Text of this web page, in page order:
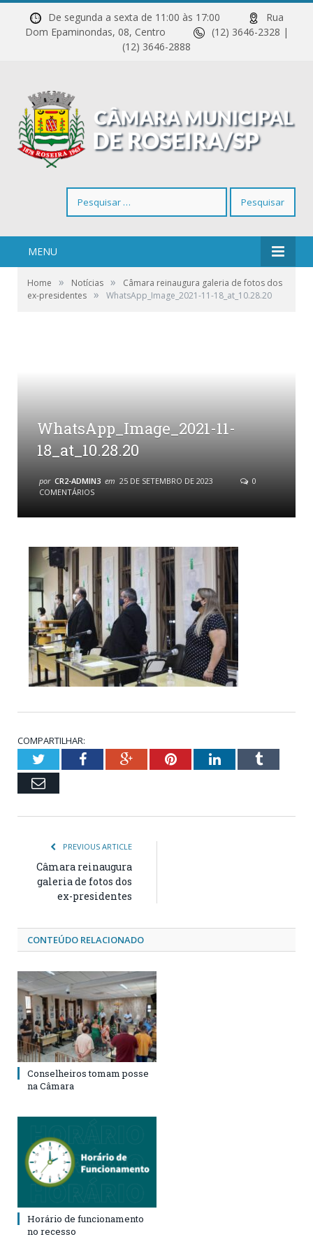
De segunda a sexta de 11:00 às 17:00
Rua
Dom Epaminondas, 08, Centro
(12) 3646-2328 |
(12) 3646-2888
por:
MENU
Home » Notícias »
Câmara reinaugura galeria de fotos dos
ex-presidentes » WhatsApp_Image_2021-11-18_at_10.28.20
WhatsApp_Image_2021-11-
18_at_10.28.20
por CR2-ADMIN3 em 25 DE SETEMBRO DE 2023
0
COMENTÁRIOS
COMPARTILHAR:
TwitterFacebookGoogle+PinterestLinkedInTumblr
Email
PREVIOUS ARTICLE
Câmara reinaugura
galeria de fotos dos
ex-presidentes
CONTEÚDO RELACIONADO
Conselheiros tomam posse
na Câmara
Horário de funcionamento
no recesso